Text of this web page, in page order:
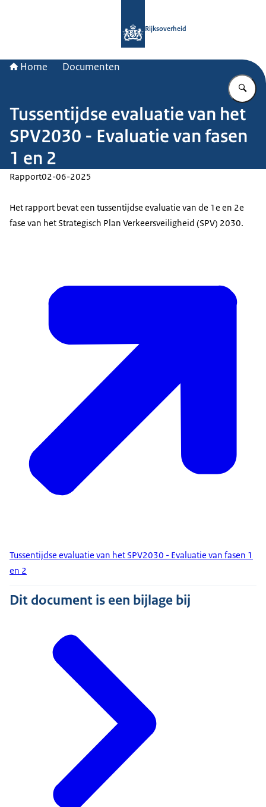
Rijksoverheid
Home Documenten
Tussentijdse evaluatie van het
SPV2030 - Evaluatie van fasen
1 en 2
Rapport02-06-2025
Het rapport bevat een tussentijdse evaluatie van de 1e en 2e
fase van het Strategisch Plan Verkeersveiligheid (SPV) 2030.
Tussentijdse evaluatie van het SPV2030 - Evaluatie van fasen 1
en 2
Dit document is een bijlage bij